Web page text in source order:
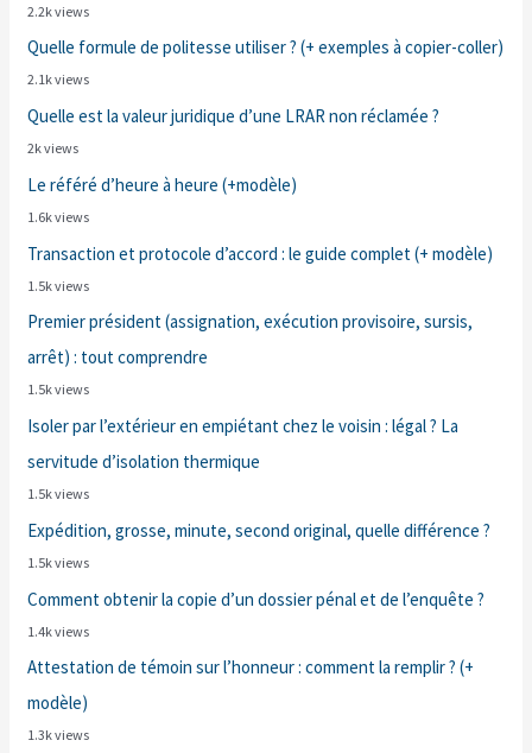
2.2k views
Quelle formule de politesse utiliser ? (+ exemples à copier-coller)
2.1k views
Quelle est la valeur juridique d’une LRAR non réclamée ?
2k views
Le référé d’heure à heure (+modèle)
1.6k views
Transaction et protocole d’accord : le guide complet (+ modèle)
1.5k views
Premier président (assignation, exécution provisoire, sursis,
arrêt) : tout comprendre
1.5k views
Isoler par l’extérieur en empiétant chez le voisin : légal ? La
servitude d’isolation thermique
1.5k views
Expédition, grosse, minute, second original, quelle différence ?
1.5k views
Comment obtenir la copie d’un dossier pénal et de l’enquête ?
1.4k views
Attestation de témoin sur l’honneur : comment la remplir ? (+
modèle)
1.3k views